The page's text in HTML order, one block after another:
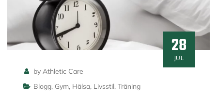
28
JUL
by Athletic Care
Blogg, Gym, Hälsa, Livsstil, Träning